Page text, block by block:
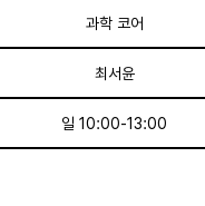
과학 코어
최서윤
일 10:00-13:00